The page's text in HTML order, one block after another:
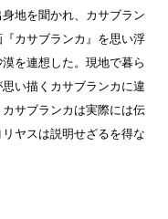
地を聞かれ、カサブラン
カサブランカ』を思い浮
を連想した。現地で暮ら
い描くカサブランカに違
サブランカは実際には伝
ヤスは説明せざるを得な